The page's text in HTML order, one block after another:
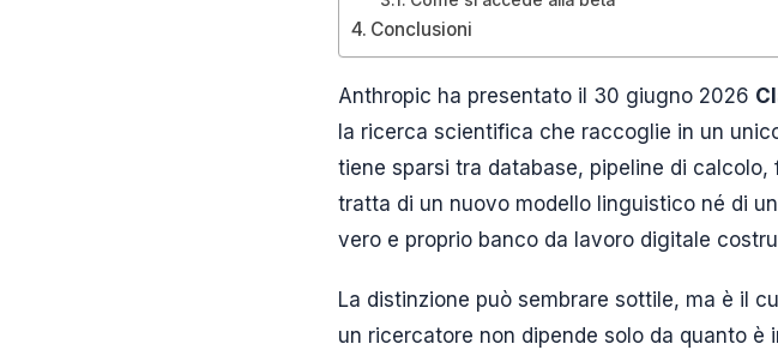
Conclusioni
Anthropic ha presentato il 30 giugno 2026
la ricerca scientifica che raccoglie in un
tiene sparsi tra database, pipeline di
tratta di un nuovo modello linguistico né di
vero e proprio banco da lavoro digitale
La distinzione può sembrare sottile, ma è il
un ricercatore non dipende solo da quanto è